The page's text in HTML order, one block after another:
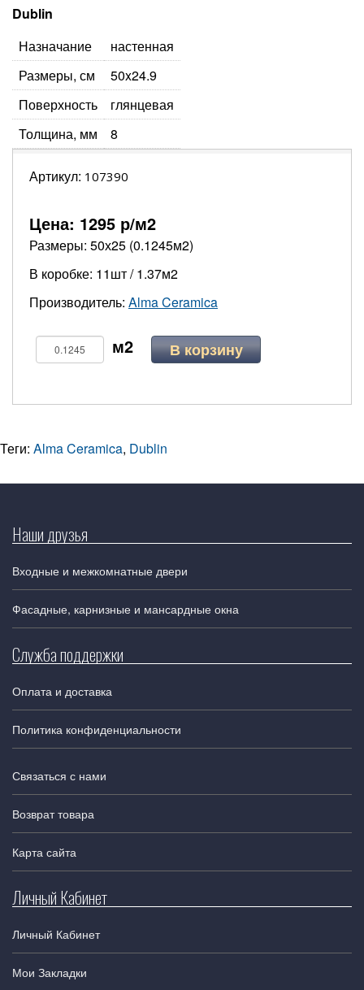
Dublin
Назначание
настенная
Размеры, см
50x24.9
Поверхность
глянцевая
Толщина, мм
8
Артикул: 107390
Цена: 1295 р/м2
Размеры: 50х25 (0.1245м2)
В коробке: 11шт / 1.37м2
Производитель: Alma Ceramica
В корзину
Теги: Alma Ceramica, Dublin
Наши друзья
Входные и межкомнатные двери
Фасадные, карнизные и мансардные окна
Служба поддержки
Оплата и доставка
Политика конфиденциальности
Связаться с нами
Возврат товара
Карта сайта
Личный Кабинет
Личный Кабинет
Мои Закладки